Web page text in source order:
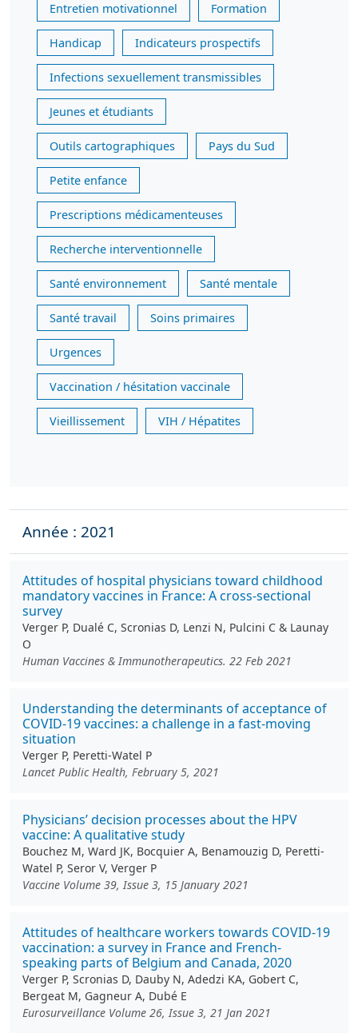
Entretien motivationnel Formation
Handicap Indicateurs prospectifs
Infections sexuellement transmissibles
Jeunes et étudiants
Outils cartographiques Pays du Sud
Petite enfance
Prescriptions médicamenteuses
Recherche interventionnelle
Santé environnement Santé mentale
Santé travail Soins primaires
Urgences
Vaccination / hésitation vaccinale
Vieillissement VIH / Hépatites
Année : 2021
Attitudes of hospital physicians toward childhood
mandatory vaccines in France: A cross-sectional
survey
Verger P, Dualé C, Scronias D, Lenzi N, Pulcini C & Launay
O
Human Vaccines & Immunotherapeutics. 22 Feb 2021
Understanding the determinants of acceptance of
COVID-19 vaccines: a challenge in a fast-moving
situation
Verger P, Peretti-Watel P
Lancet Public Health, February 5, 2021
Physicians’ decision processes about the HPV
vaccine: A qualitative study
Bouchez M, Ward JK, Bocquier A, Benamouzig D, Peretti-
Watel P, Seror V, Verger P
Vaccine Volume 39, Issue 3, 15 January 2021
Attitudes of healthcare workers towards COVID-19
vaccination: a survey in France and French-
speaking parts of Belgium and Canada, 2020
Verger P, Scronias D, Dauby N, Adedzi KA, Gobert C,
Bergeat M, Gagneur A, Dubé E
Eurosurveillance Volume 26, Issue 3, 21 Jan 2021